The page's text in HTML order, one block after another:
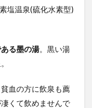
塩温泉(硫化水素型)
る墨の湯。黒い湯
血の方に飲泉も薦
くて飲めませんで